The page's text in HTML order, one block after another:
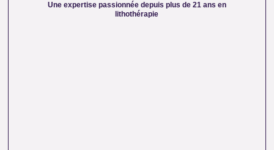
Une expertise passionnée depuis plus de 21 ans en
lithothérapie
lithothérapie à votre service pour vous accompagner dans